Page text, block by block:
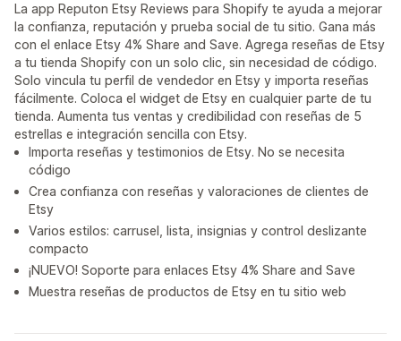
La app Reputon Etsy Reviews para Shopify te ayuda a mejorar
la confianza, reputación y prueba social de tu sitio. Gana más
con el enlace Etsy 4% Share and Save. Agrega reseñas de Etsy
a tu tienda Shopify con un solo clic, sin necesidad de código.
Solo vincula tu perfil de vendedor en Etsy y importa reseñas
fácilmente. Coloca el widget de Etsy en cualquier parte de tu
tienda. Aumenta tus ventas y credibilidad con reseñas de 5
estrellas e integración sencilla con Etsy.
Importa reseñas y testimonios de Etsy. No se necesita
código
Crea confianza con reseñas y valoraciones de clientes de
Etsy
Varios estilos: carrusel, lista, insignias y control deslizante
compacto
¡NUEVO! Soporte para enlaces Etsy 4% Share and Save
Muestra reseñas de productos de Etsy en tu sitio web